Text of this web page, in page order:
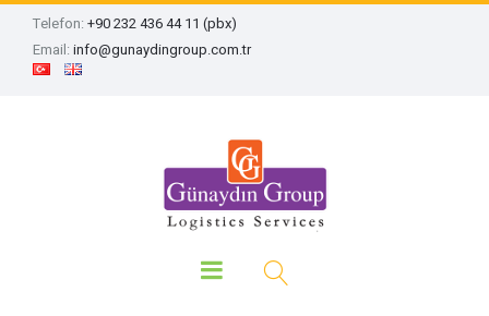
Telefon: +90 232 436 44 11 (pbx)
Email: info@gunaydingroup.com.tr